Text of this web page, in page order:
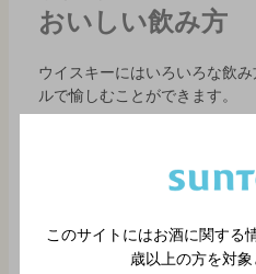
おいしい飲み方
ウイスキーにはいろいろな飲
ルで愉しむことができます。
このサイトにはお酒に関する
歳以上の方を対象